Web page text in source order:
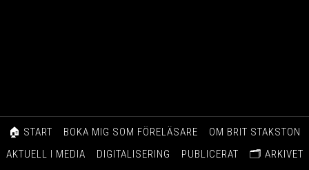
🏠 START BOKA MIG SOM FÖRELÄSARE
OM BRIT STAKSTON
AKTUELL I MEDIA
DIGITALISERING PUBLICERAT
🗂️ ARKIVET